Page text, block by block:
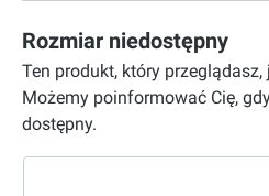
Rozmiar niedostępny
Ten produkt, który
Możemy poinformować Cię,
dostępny.